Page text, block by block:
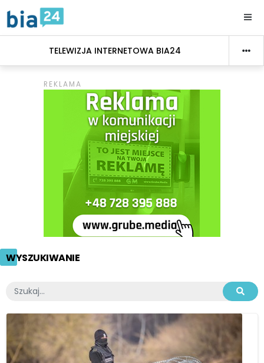
TELEWIZJA INTERNETOWA BIA24
WYSZUKIWANIE